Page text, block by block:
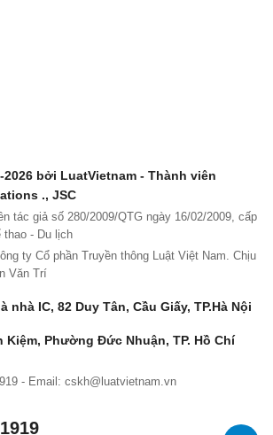
2026 bởi LuatVietnam - Thành viên
., JSC
tác giả số 280/2009/QTG ngày 16/02/2009, cấp
thao - Du lịch
ty Cổ phần Truyền thông Luật Việt Nam. Chịu
Văn Trí
nhà IC, 82 Duy Tân, Cầu Giấy, TP.Hà Nội
Kiệm, Phường Đức Nhuận, TP. Hồ Chí
- Email: cskh@luatvietnam.vn